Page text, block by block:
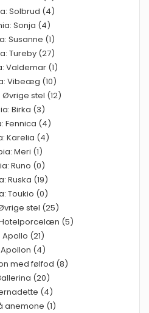
Solbrud (4)
Sonja (4)
Susanne (1)
Tureby (27)
Valdemar (1)
Vibeæg (10)
Øvrige stel (12)
Birka (3)
Fennica (4)
Karelia (4)
Meri (1)
Runo (0)
Ruska (19)
Toukio (0)
stel (25)
Hotelporcelæn (5)
Apollo (21)
Apollon (4)
med følfod (8)
(20)
(4)
anemone (1)